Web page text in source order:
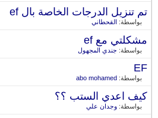
تم تنزيل الدرجات الخاصة بال ef
بواسطة:القحطاني
مشكلتي مع ef
بواسطة:جندي المجهول
EF
بواسطة:abo mohamed
كيف اعدي الستب ؟؟
بواسطة:وجدان علي